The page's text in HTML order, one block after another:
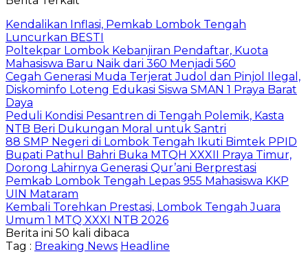
Kendalikan Inflasi, Pemkab Lombok Tengah
Luncurkan BESTI
Poltekpar Lombok Kebanjiran Pendaftar, Kuota
Mahasiswa Baru Naik dari 360 Menjadi 560
Cegah Generasi Muda Terjerat Judol dan Pinjol Ilegal,
Diskominfo Loteng Edukasi Siswa SMAN 1 Praya Barat
Daya
Peduli Kondisi Pesantren di Tengah Polemik, Kasta
NTB Beri Dukungan Moral untuk Santri
88 SMP Negeri di Lombok Tengah Ikuti Bimtek PPID
Bupati Pathul Bahri Buka MTQH XXXII Praya Timur,
Dorong Lahirnya Generasi Qur’ani Berprestasi
Pemkab Lombok Tengah Lepas 955 Mahasiswa KKP
UIN Mataram
Kembali Torehkan Prestasi, Lombok Tengah Juara
Umum 1 MTQ XXXI NTB 2026
Berita ini 50 kali dibaca
Tag : Breaking News Headline